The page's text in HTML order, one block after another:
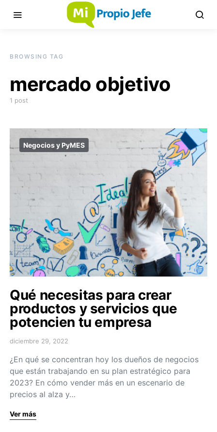
BROWSING TAG
mercado objetivo
1 post
Negocios y PyMES
Qué necesitas para crear
productos y servicios que
potencien tu empresa
diciembre 29, 2022
¿En qué se concentran hoy los dueños de negocios
que están trabajando en su plan estratégico para
2023? En cómo vender más en un escenario de
precios al alza y…
Ver más